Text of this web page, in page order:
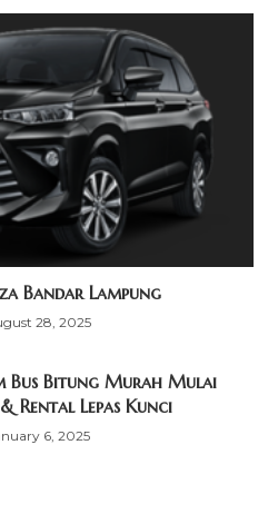
Bandar Lampung
28, 2025
Bus Bitung Murah Mulai
Rental Lepas Kunci
6, 2025